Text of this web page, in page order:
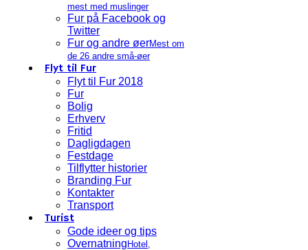
mest med muslinger
Fur på Facebook og
Twitter
Fur og andre øerMest om
de 26 andre små-øer
Flyt til Fur
Flyt til Fur 2018
Fur
Bolig
Erhverv
Fritid
Dagligdagen
Festdage
Tilflytter historier
Branding Fur
Kontakter
Transport
Turist
Gode ideer og tips
Overnatning Hotel,